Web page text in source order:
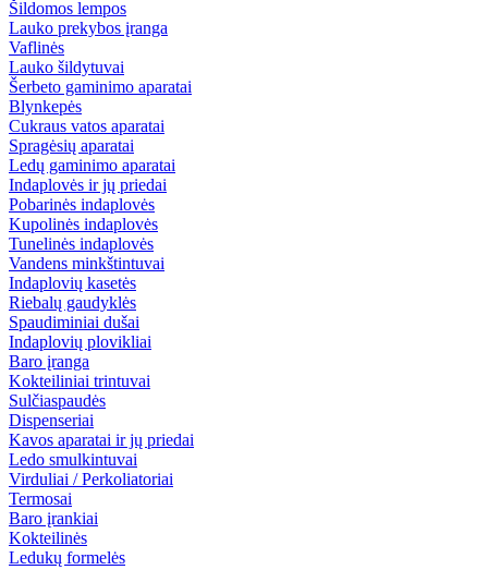
Šildomos lempos
Lauko prekybos įranga
Vaflinės
Lauko šildytuvai
Šerbeto gaminimo aparatai
Blynkepės
Cukraus vatos aparatai
Spragėsių aparatai
Ledų gaminimo aparatai
Indaplovės ir jų priedai
Pobarinės indaplovės
Kupolinės indaplovės
Tunelinės indaplovės
Vandens minkštintuvai
Indaplovių kasetės
Riebalų gaudyklės
Spaudiminiai dušai
Indaplovių plovikliai
Baro įranga
Kokteiliniai trintuvai
Sulčiaspaudės
Dispenseriai
Kavos aparatai ir jų priedai
Ledo smulkintuvai
Virduliai / Perkoliatoriai
Termosai
Baro įrankiai
Kokteilinės
Ledukų formelės